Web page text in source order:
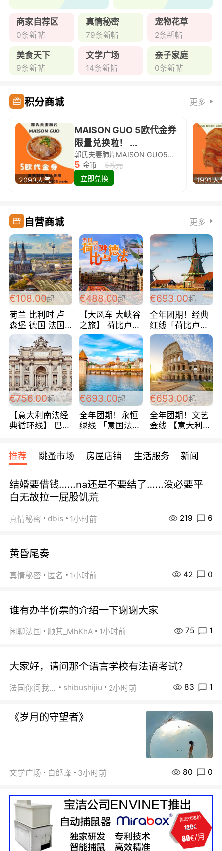
商家自荐区
0条新帖
真情秘密
79条新帖
宠物花草
2条新帖
美食天下
9条新帖
文学广场
14条新帖
亲子家庭
0条新帖
积分商城 更多
2093人气
MAISON GUO 5欧代金券
限量兑换啦！ ...
郭氏夫妻肺片MAISON GUO5欧代金券限量兑换啦！
5 金币
5欧元
立即兑换
1931人
自营商城 更多
€108.00起
荷兰 比利时 卢
森堡 德国 法国
超爽玩遍西欧 循
环线 全程四星宾
馆 108欧/人/天
€488.00起
【大风车 大峡谷
之旅】 荷比卢德
法 巴黎上下 经
典五国四日游
488欧/人
€693.00起
全年团期！经典
红线「荷比卢德
法」七天循环 五
国 仅售99欧/人/
天！巴黎上下！
包拼房~
€756.00起
【意大利南法经
典循环线】 巴黎
宾馆 108欧/天起
全程756欧/位
€693.00起
全年团期！永恒
绿线 「意国法
欧/天起 ~包拼房
€693.00起
全年团期！文艺
金线 【意大利一
每周铁发！
推荐 跳蚤市场 房屋店铺 生活服务 新闻
结婚要借钱……na还是不要结了……没必要平
白无故拉一屁股饥荒
真情秘密 dbis 1小时前 219 6
黄昏尾奏
真情秘密 匿名 1小时前 42 0
谁有办半价票的介绍一下谢谢大家
闲聊法国 顺其_MhKhA 1小时前 75 1
大家好，请问那个语言学校有法语考试？
法国你问我答 shibushijiu 2小时前 83 1
《岁月的守望者》
文学广场 白郞峰 3小时前 80 0